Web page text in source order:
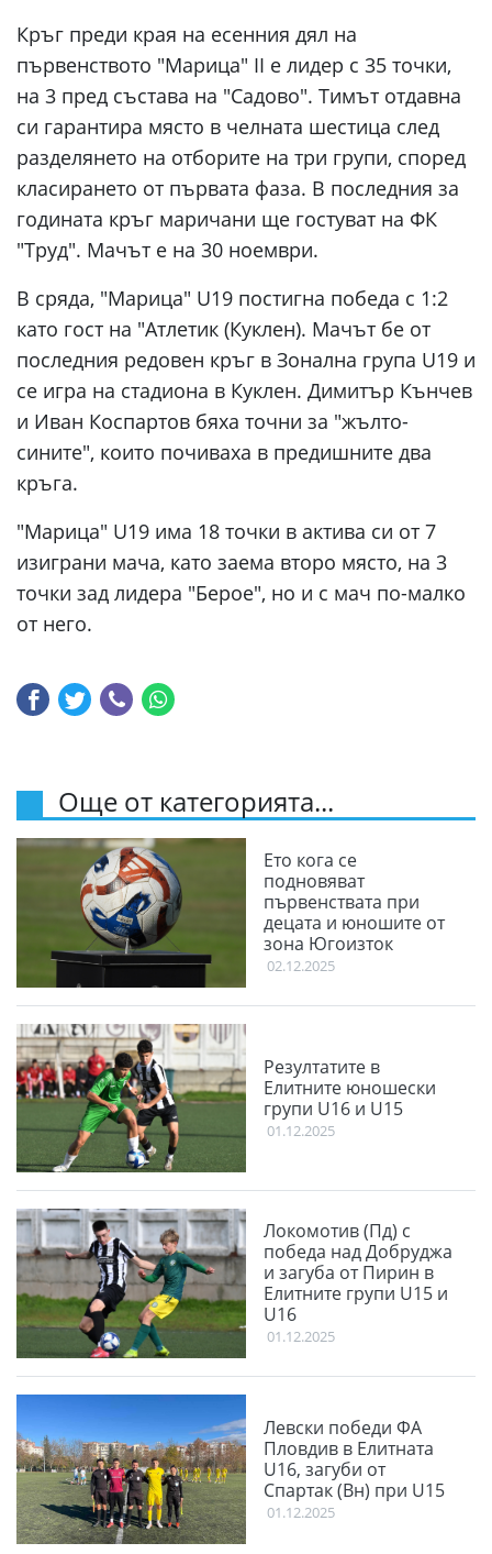
Кръг преди края на есенния дял на
първенството "Марица" II е лидер с 35 точки,
на 3 пред състава на "Садово". Тимът отдавна
си гарантира място в челната шестица след
разделянето на отборите на три групи, според
класирането от първата фаза. В последния за
годината кръг маричани ще гостуват на ФК
"Труд". Мачът е на 30 ноември.
В сряда, "Марица" U19 постигна победа с 1:2
като гост на "Атлетик (Куклен). Мачът бе от
последния редовен кръг в Зонална група U19 и
се игра на стадиона в Куклен. Димитър Кънчев
и Иван Коспартов бяха точни за "жълто-
сините", които почиваха в предишните два
кръга.
"Марица" U19 има 18 точки в актива си от 7
изиграни мача, като заема второ място, на 3
точки зад лидера "Берое", но и с мач по-малко
от него.
Още от категорията...
Ето кога се
подновяват
първенствата при
децата и юношите от
зона Югоизток
02.12.2025
Резултатите в
Елитните юношески
групи U16 и U15
01.12.2025
Локомотив (Пд) с
победа над Добруджа
и загуба от Пирин в
Елитните групи U15 и
U16
01.12.2025
Левски победи ФА
Пловдив в Елитната
U16, загуби от
Спартак (Вн) при U15
01.12.2025